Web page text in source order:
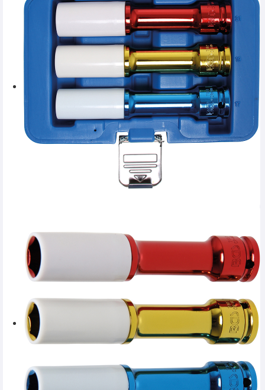
PRODUCATORI
INCHIRIERI
CONTACT
AUTENTIFICARE